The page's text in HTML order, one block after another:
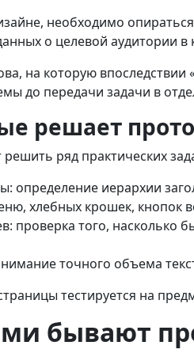
необходимо
о целевой аудитории
на которую впоследствии
до передачи задачи в
решает
ряд практических
определение иерархии
хлебных крошек, кнопок
проверка того,
точного объема
тестируется на
бывают